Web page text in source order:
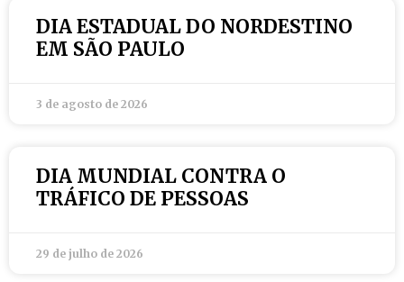
DIA ESTADUAL DO NORDESTINO
EM SÃO PAULO
3 de agosto de 2026
DIA MUNDIAL CONTRA O
TRÁFICO DE PESSOAS
29 de julho de 2026